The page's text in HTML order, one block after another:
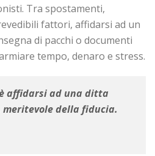
Tra spostamenti,
fattori, affidarsi ad un
di pacchi o documenti
tempo, denaro e stress.
affidarsi ad una ditta
della fiducia.